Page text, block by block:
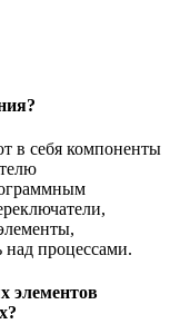
в себя компоненты
над процессами.
элементов